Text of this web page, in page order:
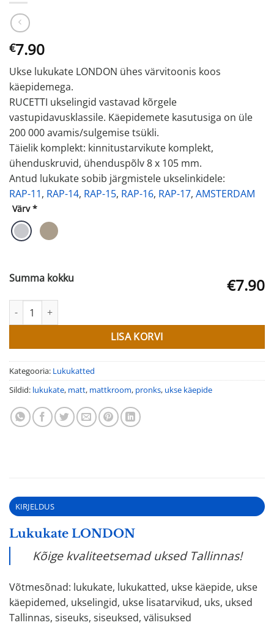
€7.90
Ukse lukukate LONDON ühes värvitoonis koos
käepidemega.
RUCETTI ukselingid vastavad kõrgele
vastupidavusklassile. Käepidemete kasutusiga on üle
200 000 avamis/sulgemise tsükli.
Täielik komplekt: kinnitustarvikute komplekt,
ühenduskruvid, ühenduspõlv 8 x 105 mm.
Antud lukukate sobib järgmistele ukselinkidele:
RAP-11, RAP-14, RAP-15, RAP-16, RAP-17, AMSTERDAM
Värv *
Summa kokku €7.90
Lukukate LONDON kogus
LISA KORVI
Kategooria: Lukukatted
Sildid: lukukate, matt, mattkroom, pronks, ukse käepide
KIRJELDUS
Lukukate LONDON
Kõige kvaliteetsemad uksed Tallinnas!
Võtmesõnad: lukukate, lukukatted, ukse käepide, ukse
käepidemed, ukselingid, ukse lisatarvikud, uks, uksed
Tallinnas, siseuks, siseuksed, välisuksed